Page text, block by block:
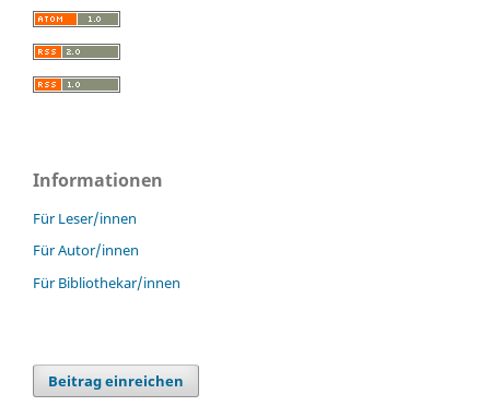
Informationen
Für Leser/innen
Für Autor/innen
Für Bibliothekar/innen
Beitrag einreichen